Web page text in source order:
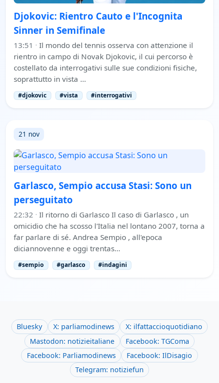
Djokovic: Rientro Cauto e l'Incognita
Sinner in Semifinale
13:51 · Il mondo del tennis osserva con attenzione il
rientro in campo di Novak Djokovic, il cui percorso è
costellato da interrogativi sulle sue condizioni fisiche,
soprattutto in vista …
#djokovic #vista #interrogativi
21 nov
Garlasco, Sempio accusa Stasi: Sono un
perseguitato
22:32 · Il ritorno di Garlasco Il caso di Garlasco , un
omicidio che ha scosso l'Italia nel lontano 2007, torna a
far parlare di sé. Andrea Sempio , all'epoca
diciannovenne e oggi trentas…
#sempio #garlasco #indagini
Bluesky X: parliamodinews
X: ilfattaccioquotidiano
Mastodon: notizieitaliane
Facebook: TGComa
Facebook: Parliamodinews
Facebook: IlDisagio
Telegram: notiziefun